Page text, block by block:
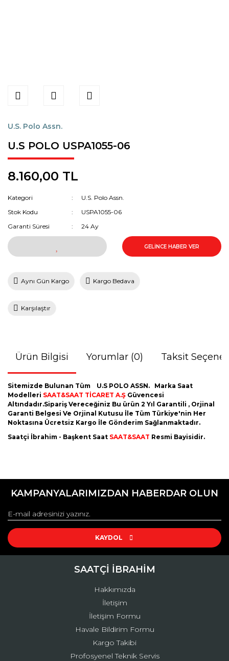
U.S. Polo Assn.
U.S POLO USPA1055-06
8.160,00 TL
Kategori
U.S. Polo Assn.
Stok Kodu
USPA1055-06
Garanti Süresi
24 Ay
GELİNCE HABER VER
Aynı Gün Kargo Kargo Bedava
Karşılaştır
Ürün Bilgisi Yorumlar (0) Taksit
Sitemizde Bulunan Tüm U.S POLO ASSN. Marka Saat
Modelleri SAAT&SAAT TİCARET A.Ş Güvencesi
Altındadır.Sipariş Vereceğiniz Bu ürün 2 Yıl Garantili , Orjinal
Garanti Belgesi Ve Orjinal Kutusu İle Tüm Türkiye'nin Her
Noktasına Ücretsiz Kargo İle Gönderim Sağlanmaktadır.
Saatçi İbrahim - Başkent Saat SAAT&SAAT Resmi Bayisidir.
konularda yetersiz gördüğünüz noktaları öneri formunu
Görüş ve önerileriniz için teşekkür ederiz.
Ürün resmi kalitesiz, bozuk veya görüntülenemiyor.
Ürün açıklamasında eksik bilgiler bulunuyor.
Ürün fiyatı diğer sitelerden daha pahalı.
Gönder
KAMPANYALARIMIZDAN HABERDAR OLUN
KAYDOL
SAATÇİ İBRAHİM
Hakkımızda
İletişim
İletişim Formu
Havale Bildirim Formu
Kargo Takibi
Profosyenel Teknik Servis